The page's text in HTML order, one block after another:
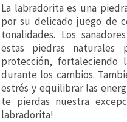
La labradorita es una
por su delicado juego de
tonalidades. Los
estas piedras naturales
protección, fortaleciendo
durante los cambios.
estrés y equilibrar las
te pierdas nuestra
labradorita!